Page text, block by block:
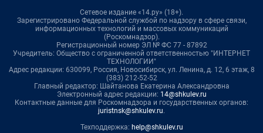
Сетевое издание «14.ру» (18+).
Зарегистрировано Федеральной службой по надзору в сфере связи,
информационных технологий и массовых коммуникаций
(Роскомнадзор).
Регистрационный номер ЭЛ № ФС 77 - 87892
Учредитель: Общество с ограниченной ответственностью "ИНТЕРНЕТ
ТЕХНОЛОГИИ"
Адрес редакции: 630099, Россия, Новосибирск, ул. Ленина, д. 12, 6 этаж, 8
(383) 212-52-52
Главный редактор: Шайтанова Екатерина Александровна
Электронный адрес редакции: 14@shkulev.ru
Контактные данные для Роскомнадзора и государственных органов:
juristnsk@shkulev.ru.
Техподдержка: help@shkulev.ru